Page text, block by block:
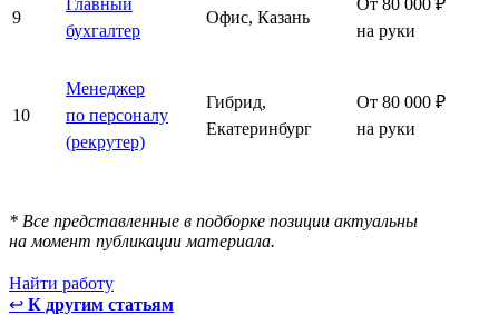
9
бухгалтер
Офис, Казань
на руки
10
Менеджер
по персоналу
(рекрутер)
Гибрид,
Екатеринбург
От 80 000 ₽
на руки
* Все представленные в подборке позиции актуальны
на момент публикации материала.
Найти работу
↩ К другим статьям